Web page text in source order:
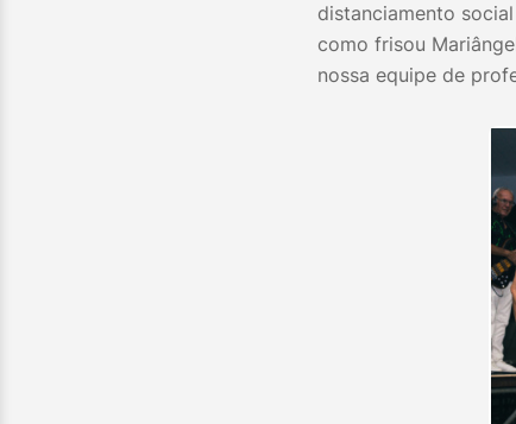
distanciamento
como frisou
nossa equipe de